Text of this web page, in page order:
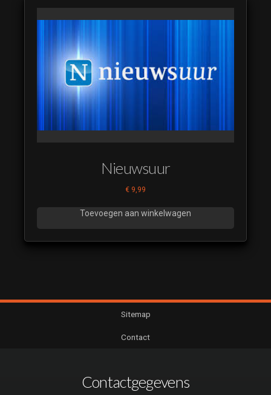
Nieuwsuur
€ 9,99
Toevoegen aan winkelwagen
Sitemap
Contact
Contactgegevens